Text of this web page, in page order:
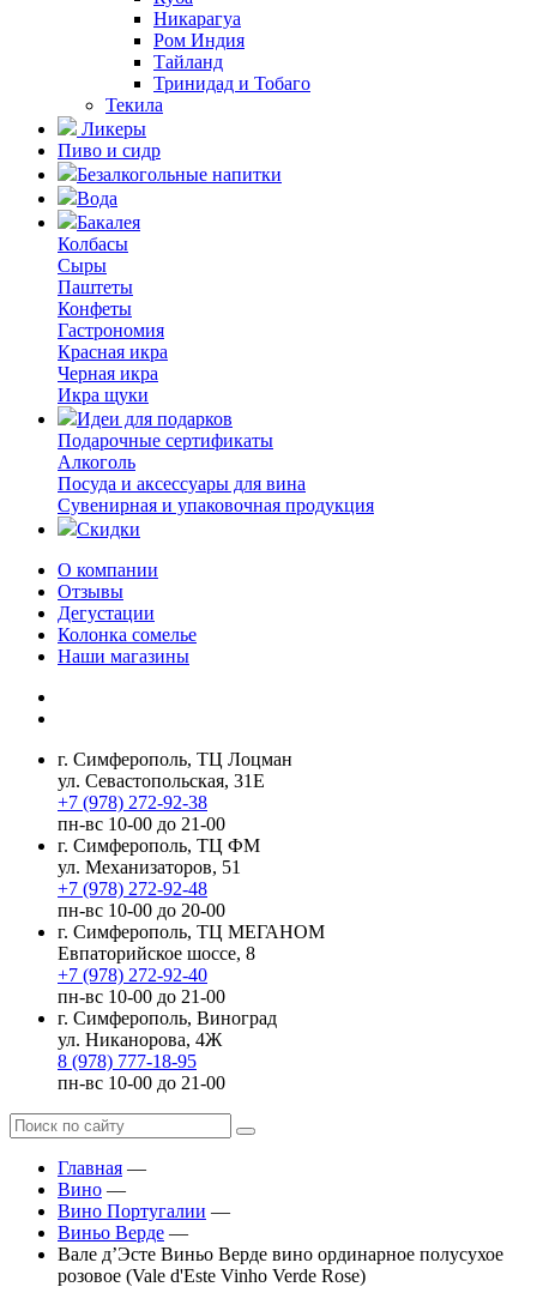
Никарагуа
Ром Индия
Тайланд
Тринидад и Тобаго
Текила
Ликеры
Пиво и сидр
Безалкогольные напитки
Вода
Бакалея
Колбасы
Сыры
Паштеты
Конфеты
Гастрономия
Красная икра
Черная икра
Икра щуки
Идеи для подарков
Подарочные сертификаты
Алкоголь
Посуда и аксессуары для вина
Сувенирная и упаковочная продукция
Скидки
О компании
Отзывы
Дегустации
Колонка сомелье
Наши магазины
г. Симферополь, ТЦ Лоцман
ул. Севастопольская, 31Е
+7 (978) 272-92-38
пн-вс 10-00 до 21-00
г. Симферополь, ТЦ ФМ
ул. Механизаторов, 51
+7 (978) 272-92-48
пн-вс 10-00 до 20-00
г. Симферополь, ТЦ МЕГАНОМ
Евпаторийское шоссе, 8
+7 (978) 272-92-40
пн-вс 10-00 до 21-00
г. Симферополь, Виноград
ул. Никанорова, 4Ж
8 (978) 777-18-95
пн-вс 10-00 до 21-00
Главная —
Вино —
Вино Португалии —
Виньо Верде —
Вале д’Эсте Виньо Верде вино ординарное полусухое
розовое (Vale d'Este Vinho Verde Rose)